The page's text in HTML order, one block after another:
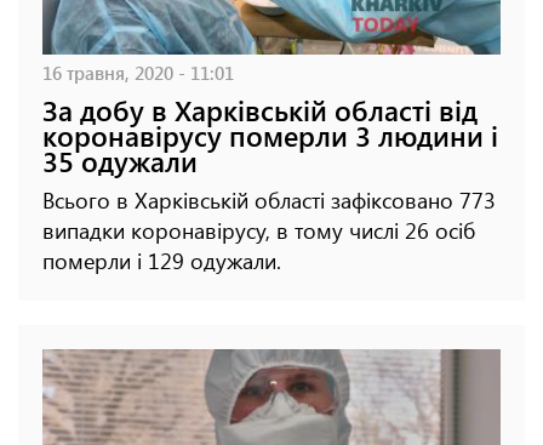
16 травня, 2020 - 11:01
За добу в Харківській області від
коронавірусу померли 3 людини і
35 одужали
Всього в Харківській області зафіксовано 773
випадки коронавірусу, в тому числі 26 осіб
померли і 129 одужали.